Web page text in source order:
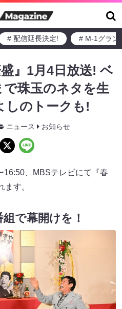
# 配信延長決定! # M-1グラン
盛』1月4日放送! ベ
珠玉のネタを生
しのトークも!
ニュース お知らせ
16:50、MBSテレビにて『春
す。
で幕開けを！